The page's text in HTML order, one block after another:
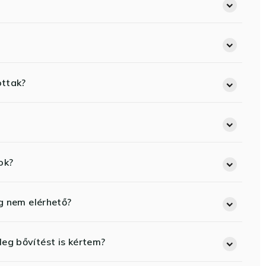
nem elérhető?
bővítést is kértem?